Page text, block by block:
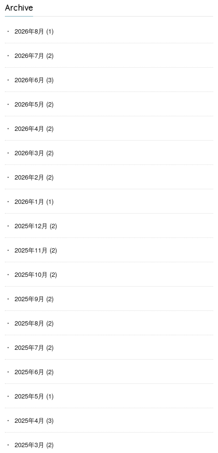
Archive
2026年8月 (1)
2026年7月 (2)
2026年6月 (3)
2026年5月 (2)
2026年4月 (2)
2026年3月 (2)
2026年2月 (2)
2026年1月 (1)
2025年12月 (2)
2025年11月 (2)
2025年10月 (2)
2025年9月 (2)
2025年8月 (2)
2025年7月 (2)
2025年6月 (2)
2025年5月 (1)
2025年4月 (3)
2025年3月 (2)